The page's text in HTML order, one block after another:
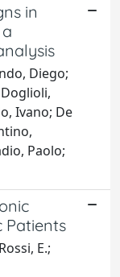
in
Diego;
Ivano; De
Paolo;
Patients
E.;